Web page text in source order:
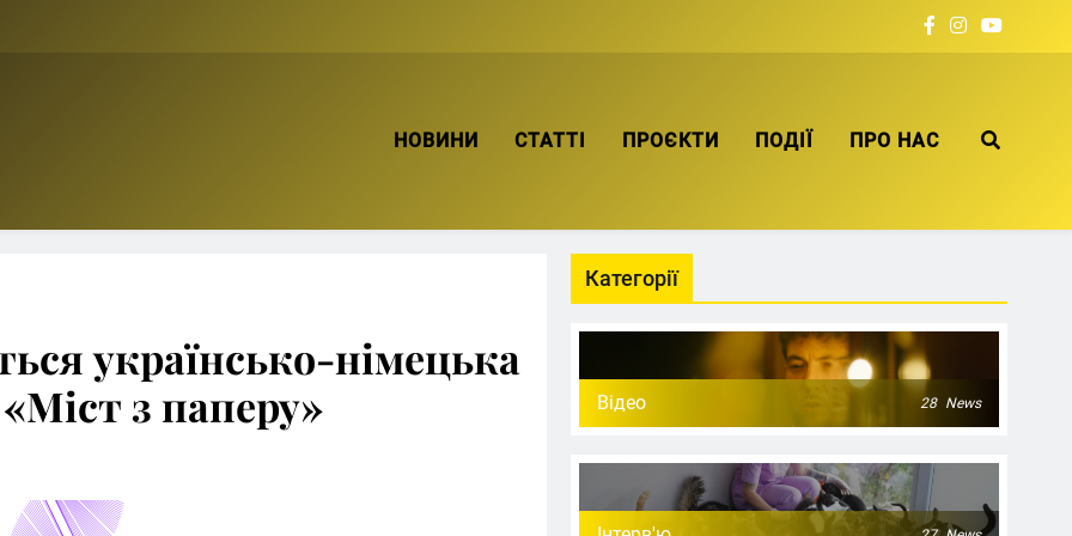
БРО НОВИНИ СТАТТІ ПРОЄКТИ ПОДІЇ ПРО НАС
українсько-німецька
з паперу»
Категорії
Відео 28 News